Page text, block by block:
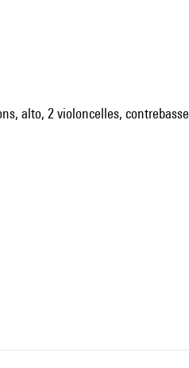
alto, 2 violoncelles, contrebasse